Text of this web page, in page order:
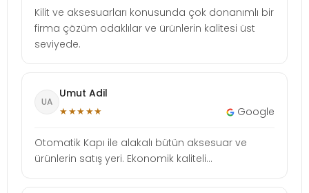
Kilit ve aksesuarları konusunda çok donanımlı bir
firma çözüm odaklılar ve ürünlerin kalitesi üst
seviyede.
UA
Umut Adil
★★★★★ Google
Otomatik Kapı ile alakalı bütün aksesuar ve
ürünlerin satış yeri. Ekonomik kaliteli...